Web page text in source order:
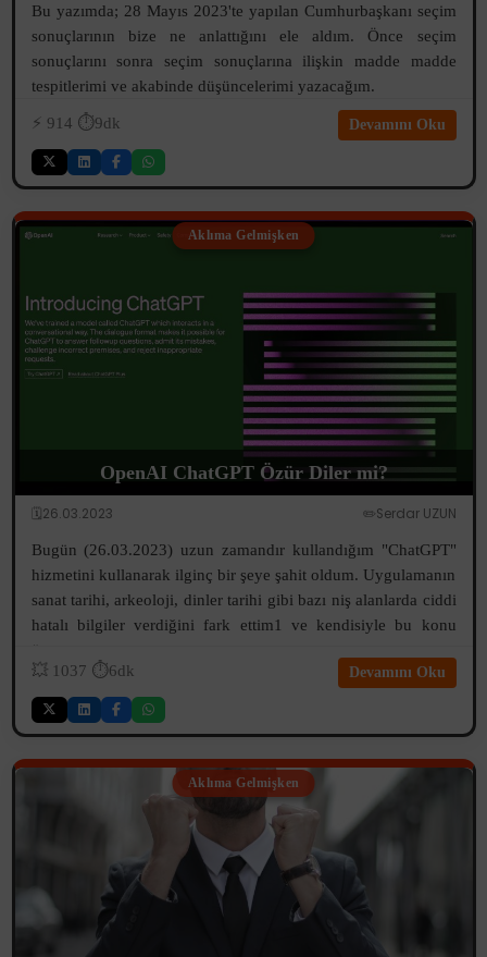
Bu yazımda; 28 Mayıs 2023'te yapılan Cumhurbaşkanı seçim
sonuçlarının bize ne anlattığını ele aldım. Önce seçim
sonuçlarını sonra seçim sonuçlarına ilişkin madde madde
tespitlerimi ve akabinde düşüncelerimi yazacağım.
⚡️ 914 ⏱️9dk Devamını Oku
Aklıma Gelmişken
OpenAI ChatGPT Özür Diler mi?
🗓️26.03.2023 ✏️Serdar UZUN
Bugün (26.03.2023) uzun zamandır kullandığım "ChatGPT"
hizmetini kullanarak ilginç bir şeye şahit oldum. Uygulamanın
sanat tarihi, arkeoloji, dinler tarihi gibi bazı niş alanlarda ciddi
hatalı bilgiler verdiğini fark ettim1 ve kendisiyle bu konu
💥 1037 ⏱️6dk Devamını Oku
Aklıma Gelmişken